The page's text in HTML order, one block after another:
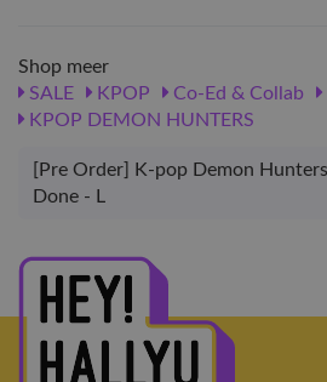
Shop meer
SALE
KPOP Co-Ed & Collab
KPOP DEMON HUNTERS
[Pre Order] K-pop Demon
Done - L